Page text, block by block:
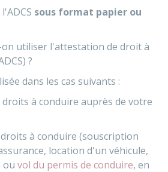
sous format papier ou
on utiliser l'attestation de droit à
?
dans les cas suivants :
à conduire auprès de votre
à conduire (souscription
location d'un véhicule,
ou vol du permis de conduire, en